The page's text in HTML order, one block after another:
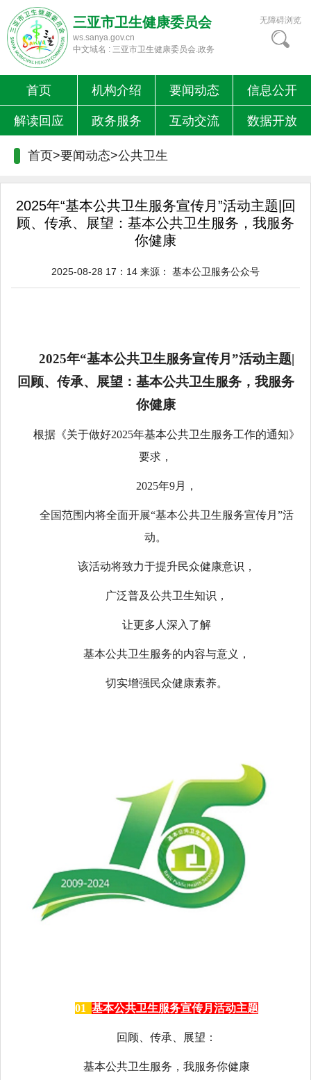
三亚市卫生健康委员会
ws.sanya.gov.cn
中文域名 : 三亚市卫生健康委员会.政务
无障碍浏览
首页 机构介绍 要闻动态 信息公开
解读回应 政务服务 互动交流 数据开放
首页>要闻动态>公共卫生
2025年“基本公共卫生服务宣传月”活动主题|回
顾、传承、展望：基本公共卫生服务，我服务
你健康
2025-08-28 17：14 来源： 基本公卫服务公众号
2025年“基本公共卫生服务宣传月”活动主题|
回顾、传承、展望：基本公共卫生服务，我服务
你健康
根据《关于做好2025年基本公共卫生服务工作的通知》
要求，
2025年9月，
全国范围内将全面开展“基本公共卫生服务宣传月”活
动。
该活动将致力于提升民众健康意识，
广泛普及公共卫生知识，
让更多人深入了解
基本公共卫生服务的内容与意义，
切实增强民众健康素养。
01 基本公共卫生服务宣传月活动主题
回顾、传承、展望：
基本公共卫生服务，我服务你健康